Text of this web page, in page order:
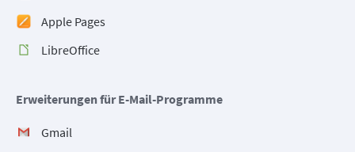
Apple Pages
LibreOffice
Erweiterungen für E-Mail-Programme
Gmail